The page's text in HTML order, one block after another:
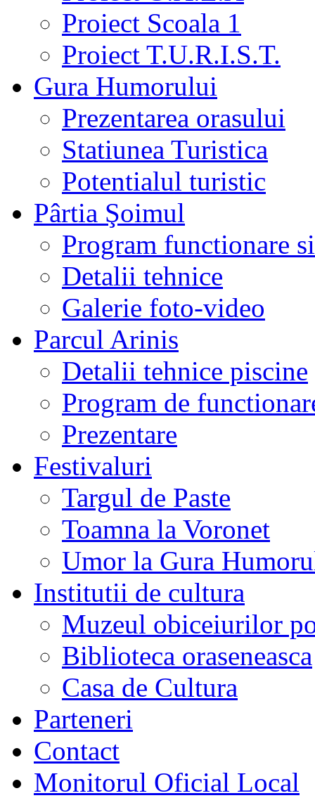
Proiect Scoala 1
Proiect T.U.R.I.S.T.
Gura Humorului
Prezentarea orasului
Statiunea Turistica
Potentialul turistic
Pârtia Şoimul
Program functionare
Detalii tehnice
Galerie foto-video
Parcul Arinis
Detalii tehnice piscine
Program de
Prezentare
Festivaluri
Targul de Paste
Toamna la Voronet
Umor la Gura
Institutii de cultura
Muzeul obiceiurilor
Biblioteca oraseneasca
Casa de Cultura
Parteneri
Contact
Monitorul Oficial Local